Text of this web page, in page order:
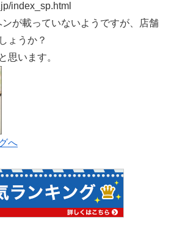
index_sp.html
が載っていないようですが、店舗
ょうか？
思います。
へ